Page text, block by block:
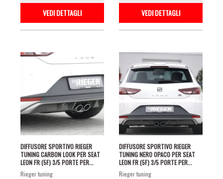
VEDI DETTAGLI VEDI DETTAGLI
DIFFUSORE SPORTIVO RIEGER
TUNING CARBON LOOK PER SEAT
LEON FR (5F) 3/5 PORTE PER...
rieger tuning
DIFFUSORE SPORTIVO RIEGER
TUNING NERO OPACO PER SEAT
LEON FR (5F) 3/5 PORTE PER...
rieger tuning